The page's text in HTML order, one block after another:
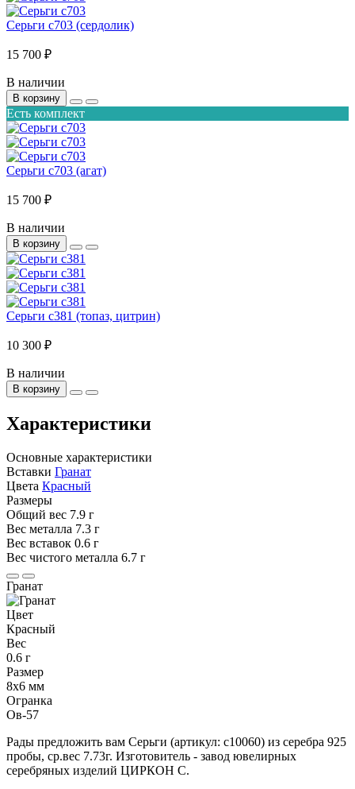
Серьги с703 (сердолик)
15 700 ₽
В наличии
В корзину
Есть комплект
Серьги с703 (агат)
15 700 ₽
В наличии
В корзину
Серьги с381 (топаз, цитрин)
10 300 ₽
В наличии
В корзину
Характеристики
Основные характеристики
Вставки Гранат
Цвета Красный
Размеры
Общий вес 7.9 г
Вес металла 7.3 г
Вес вставок 0.6 г
Вес чистого металла 6.7 г
Гранат
Цвет
Красный
Вес
0.6 г
Размер
8x6 мм
Огранка
Ов-57
Рады предложить вам Серьги (артикул: с10060) из серебра 925
пробы, ср.вес 7.73г. Изготовитель - завод ювелирных
серебряных изделий ЦИРКОН С.